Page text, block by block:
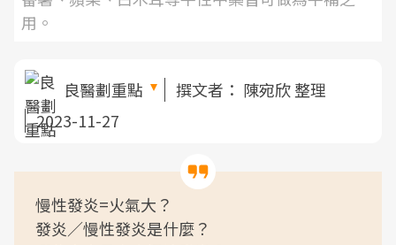
用。
良醫劃重點 撰文者： 陳宛欣 整理
2023-11-27
慢性發炎=火氣大？
發炎／慢性發炎是什麼？